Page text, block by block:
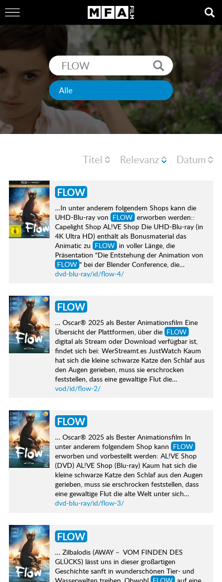
Titel Relevanz Datum
FLOW
…In unter anderem folgendem Shops kann die
UHD-Blu-ray von FLOW erworben werden::
Capelight Shop AL!VE Shop Die UHD-Blu-ray (in
4K Ultra HD) enthält als Bonusmaterial das
Animatic zu FLOW in voller Länge, die
Präsentation "Die Entstehung der Animation von
FLOW " bei der Blender Conference, die…
dvd-blu-ray/id/flow-4/
FLOW
… Oscar® 2025 als Bester Animationsfilm Eine
Übersicht der Plattformen, über die FLOW
digital als Stream oder Download verfügbar ist,
findet sich bei: WerStreamt.es JustWatch Kaum
hat sich die kleine schwarze Katze den Schlaf aus
den Augen gerieben, muss sie erschrocken
feststellen, dass eine gewaltige Flut die…
vod/id/flow-2/
FLOW
… Oscar® 2025 als Bester Animationsfilm In
unter anderem folgendem Shop kann FLOW
erworben und vorbestellt werden: AL!VE Shop
(DVD) AL!VE Shop (Blu-ray) Kaum hat sich die
kleine schwarze Katze den Schlaf aus den Augen
gerieben, muss sie erschrocken feststellen, dass
eine gewaltige Flut die alte Welt unter sich…
dvd-blu-ray/id/flow-3/
FLOW
… Zilbalodis (AWAY – VOM FINDEN DES
GLÜCKS) lässt uns in dieser großartigen
Geschichte sanft in wunderschönen Tier- und
Wasserwelten treiben. Obwohl FLOW auf eine